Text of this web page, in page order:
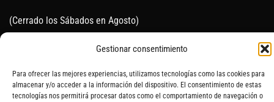
Gestionar consentimiento
Para ofrecer las mejores experiencias, utilizamos tecnologías como las cookies para
almacenar y/o acceder a la información del dispositivo. El consentimiento de estas
tecnologías nos permitirá procesar datos como el comportamiento de navegación o
(Cerrado los Sábados en Agosto)
Sin servicio de taller del 15 de Agosto al 5 de septiembre
SOBRE NOSOTROS CONTACTO AVISO LEGAL BLOG